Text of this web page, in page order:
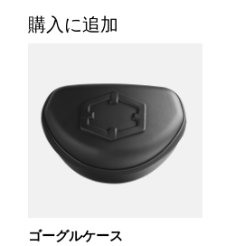
購入に追加
ゴーグルケース